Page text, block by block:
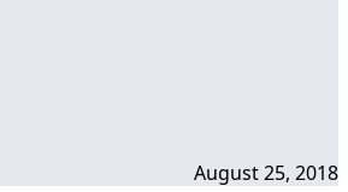
August 25, 2018